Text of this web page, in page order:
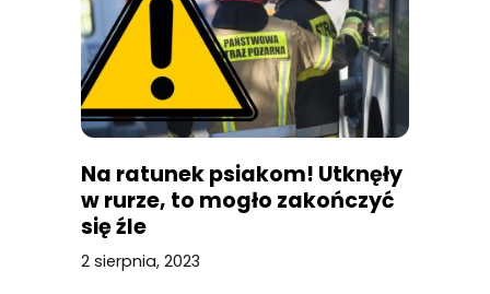
Na ratunek psiakom! Utknęły
w rurze, to mogło zakończyć
się źle
2 sierpnia, 2023